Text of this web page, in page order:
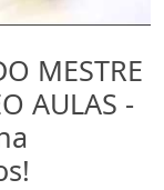
MESTRE
AULAS -